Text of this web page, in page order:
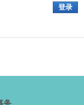
登录
务